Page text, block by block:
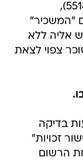
כי בהתאם להלכת עוקשי (רע"א 5518/98),
"המשכיר"
אליה ללא
צפוי לצאת
בדיקה
זכויות"
הרשום